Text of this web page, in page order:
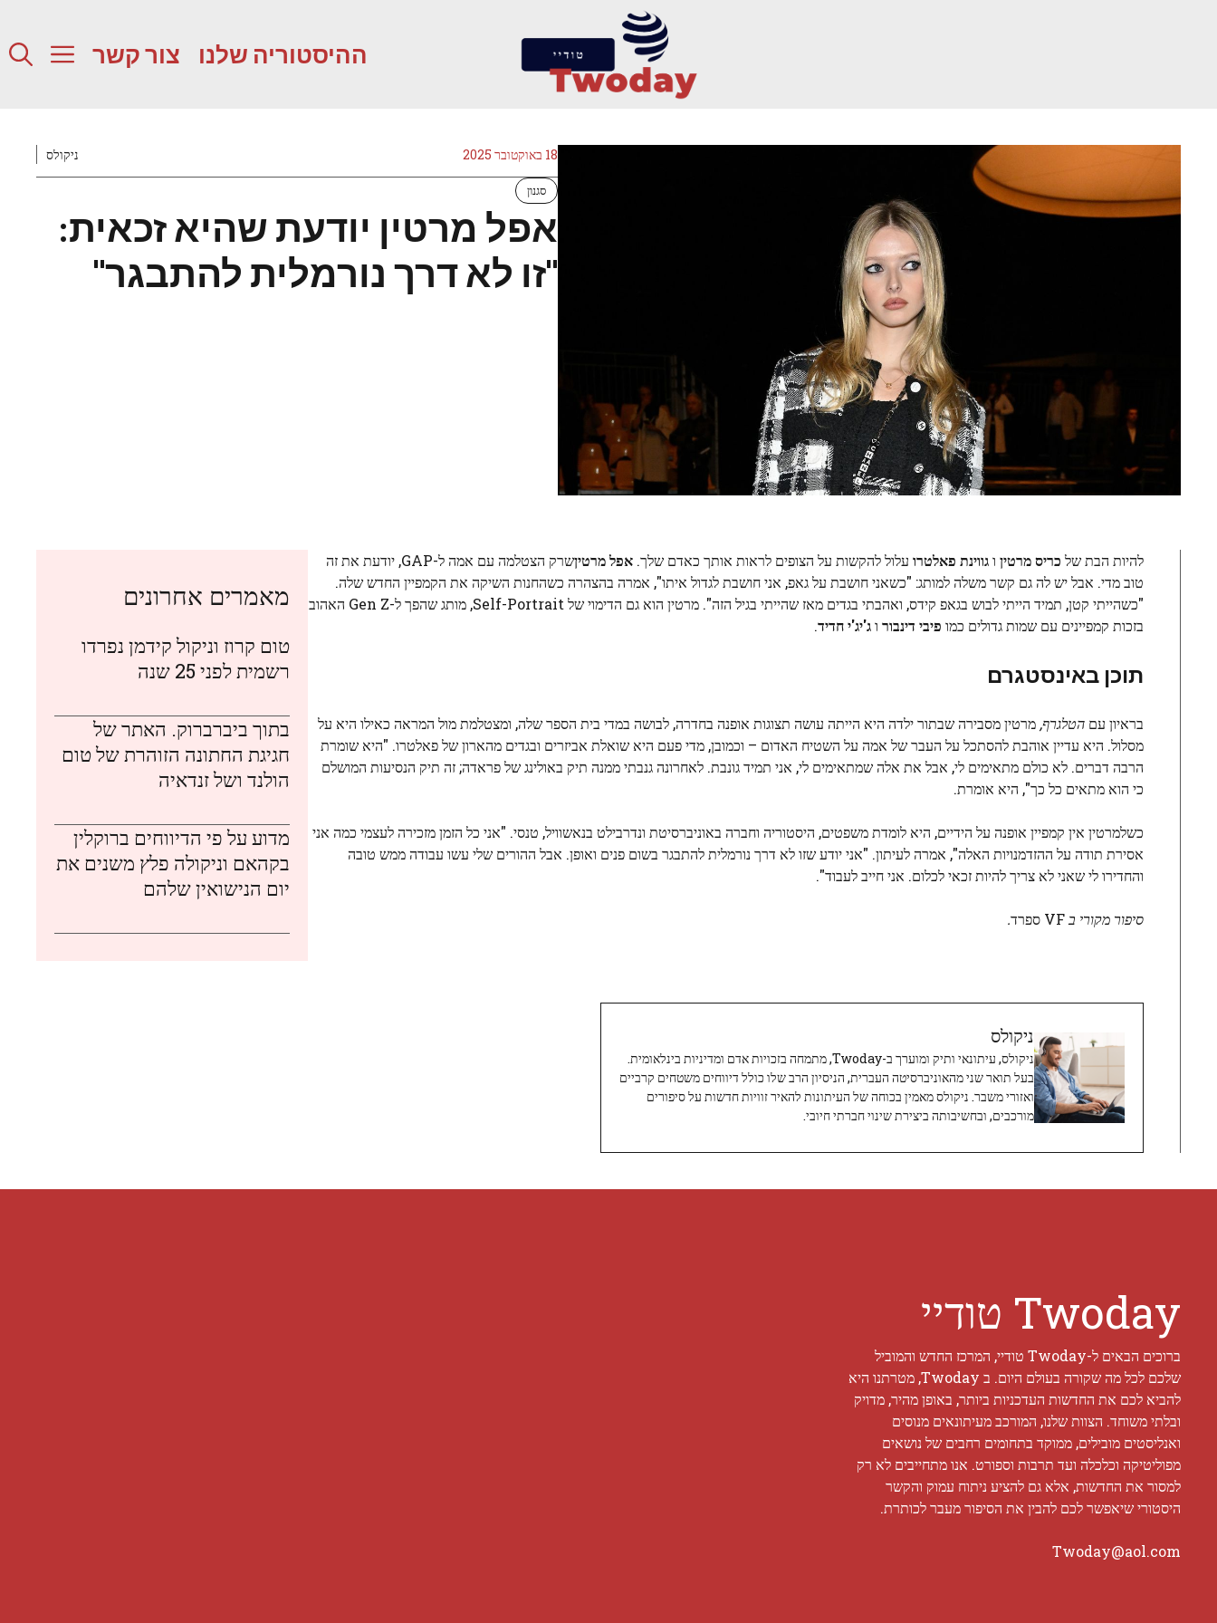
ההיסטוריה שלנו צור קשר
18 באוקטובר 2025 ניקולס
סגנון
אפל מרטין יודעת שהיא זכאית:
"זו לא דרך נורמלית להתבגר"
להיות הבת של כריס מרטין וגווינת פאלטרו עלול להקשות על הצופים לראות אותך כאדם שלך. אפל מרטין
שרק הצטלמה עם אמה ל-GAP, יודעת את זה
טוב מדי. אבל יש לה גם קשר משלה למותג: "כשאני חושבת על גאפ, אני חושבת לגדול איתו", אמרה בהצהרה כשהחנות השיקה את הקמפיין החדש שלה.
"כשהייתי קטן, תמיד הייתי לבוש בגאפ קידס, ואהבתי בגדים מאז שהייתי בגיל הזה". מרטין הוא גם הדימוי של Self-Portrait, מותג שהפך ל-Gen Z האהוב
בזכות קמפיינים עם שמות גדולים כמו פיבי דינבור וג'יג'י חדיד.
תוכן באינסטגרם
בראיון עם הטלגרף, מרטין מסבירה שבתור ילדה היא הייתה עושה תצוגות אופנה בחדרה, לבושה במדי בית הספר שלה, ומצטלמת מול המראה כאילו היא על
מסלול. היא עדיין אוהבת להסתכל על העבר של אמה על השטיח האדום – וכמובן, מדי פעם היא שואלת אביזרים ובגדים מהארון של פאלטרו. "היא שומרת
הרבה דברים. לא כולם מתאימים לי, אבל את אלה שמתאימים לי, אני תמיד גונבת. לאחרונה גנבתי ממנה תיק באולינג של פראדה; זה תיק הנסיעות המושלם
כי הוא מתאים כל כך", היא אומרת.
כשלמרטין אין קמפיין אופנה על הידיים, היא לומדת משפטים, היסטוריה וחברה באוניברסיטת ונדרבילט בנאשוויל, טנסי. "אני כל הזמן מזכירה לעצמי כמה אני
אסירת תודה על ההזדמנויות האלה", אמרה לעיתון. "אני יודע שזו לא דרך נורמלית להתבגר בשום פנים ואופן. אבל ההורים שלי עשו עבודה ממש טובה
והחדירו לי שאני לא צריך להיות זכאי לכלום. אני חייב לעבוד".
סיפור מקורי ב .
ניקולס
ניקולס, עיתונאי ותיק ומוערך ב-Twoday, מתמחה בזכויות אדם ומדיניות בינלאומית.
בעל תואר שני מהאוניברסיטה העברית, הניסיון הרב שלו כולל דיווחים משטחים קרביים
ואזורי משבר. ניקולס מאמין בכוחה של העיתונות להאיר זוויות חדשות על סיפורים
מורכבים, ובחשיבותה ביצירת שינוי חברתי חיובי.
מאמרים אחרונים
טום קרוז וניקול קידמן נפרדו
רשמית לפני 25 שנה
בתוך ביברברוק. האתר של
חגיגת החתונה הזוהרת של טום
הולנד ושל זנדאיה
מדוע על פי הדיווחים ברוקלין
בקהאם וניקולה פלץ משנים את
יום הנישואין שלהם
Twoday טודיי
ברוכים הבאים ל-Twoday טודיי, המרכז החדש והמוביל
שלכם לכל מה שקורה בעולם היום. ב Twoday, מטרתנו היא
להביא לכם את החדשות העדכניות ביותר, באופן מהיר, מדויק
ובלתי משוחד. הצוות שלנו, המורכב מעיתונאים מנוסים
ואנליסטים מובילים, ממוקד בתחומים רחבים של נושאים
מפוליטיקה וכלכלה ועד תרבות וספורט. אנו מתחייבים לא רק
למסור את החדשות, אלא גם להציע ניתוח עמוק והקשר
היסטורי שיאפשר לכם להבין את הסיפור מעבר לכותרת.
Twoday@aol.com